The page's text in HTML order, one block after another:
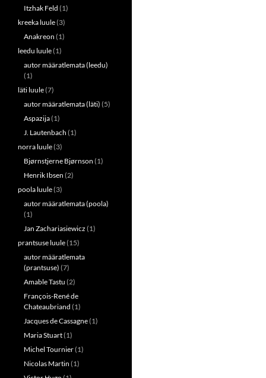
Itzhak Feld (1)
kreeka luule(3)
Anakreon (1)
leedu luule(1)
autor määratlemata (leedu)
(1)
läti luule(7)
autor määratlemata (läti) (5)
Aspazija(1)
J. Lautenbach (1)
norra luule(3)
Bjørnstjerne Bjørnson (1)
Henrik Ibsen (2)
poola luule(3)
autor määratlemata (poola)
(1)
Jan Zachariasiewicz (1)
prantsuse luule(15)
autor määratlemata
(prantsuse) (7)
Amable Tastu (2)
François-René de
Chateaubriand (1)
Jacques de Cassagne(1)
Maria Stuart(1)
Michel Tournier(1)
Nicolas Martin (1)